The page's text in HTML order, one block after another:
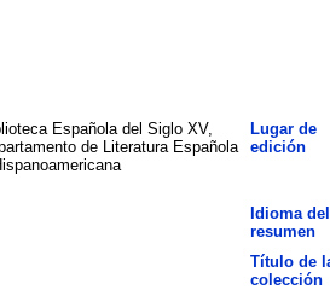
Española del Siglo XV,
de Literatura Española
Lugar de
edición
Idioma del
resumen
Título de
colección